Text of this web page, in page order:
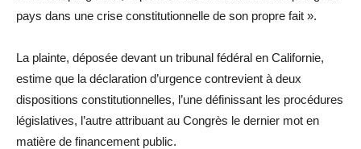
pays dans une crise constitutionnelle de son propre fait ».
La plainte, déposée devant un tribunal fédéral en Californie,
estime que la déclaration d’urgence contrevient à deux
dispositions constitutionnelles, l’une définissant les procédures
législatives, l’autre attribuant au Congrès le dernier mot en
matière de financement public.